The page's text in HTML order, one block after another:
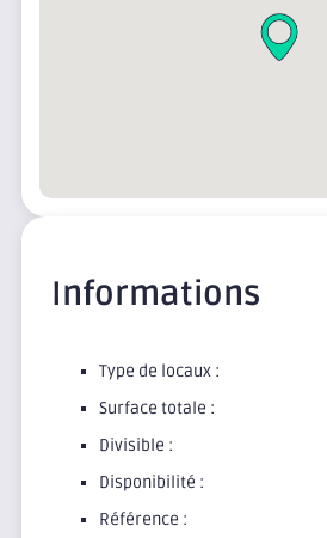
Informations
Type de locaux :
Surface totale :
Divisible :
Disponibilité :
Référence :